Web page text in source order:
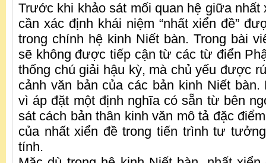
Trước khi khảo sát mối quan hệ giữa
cần xác định khái niệm “nhất xiển đề”
trong chính hệ kinh Niết bàn. Trong bài
sẽ không được tiếp cận từ các từ điển
thống chú giải hậu kỳ, mà chủ yếu được
cảnh văn bản của các bản kinh Niết bàn.
vì áp đặt một định nghĩa có sẵn từ bên
sát cách bản thân kinh văn mô tả đặc
của nhất xiển đề trong tiến trình tư
tính.